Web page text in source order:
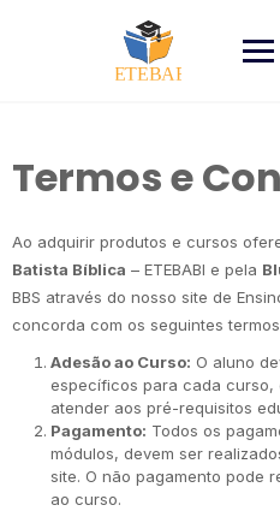
Termos e
Ao adquirir produtos e cursos
Batista Bíblica – ETEBABI e pela
BBS através do nosso site de
concorda com os seguintes
Adesão ao Curso: O aluno
específicos para cada curso,
atender aos pré-requisitos
Pagamento: Todos os
módulos, devem ser
site. O não pagamento pode
ao curso.